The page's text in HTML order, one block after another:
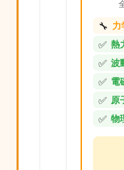
🔧 力
✅ 熱
✅ 波
✅ 電
✅ 原
✅ 物